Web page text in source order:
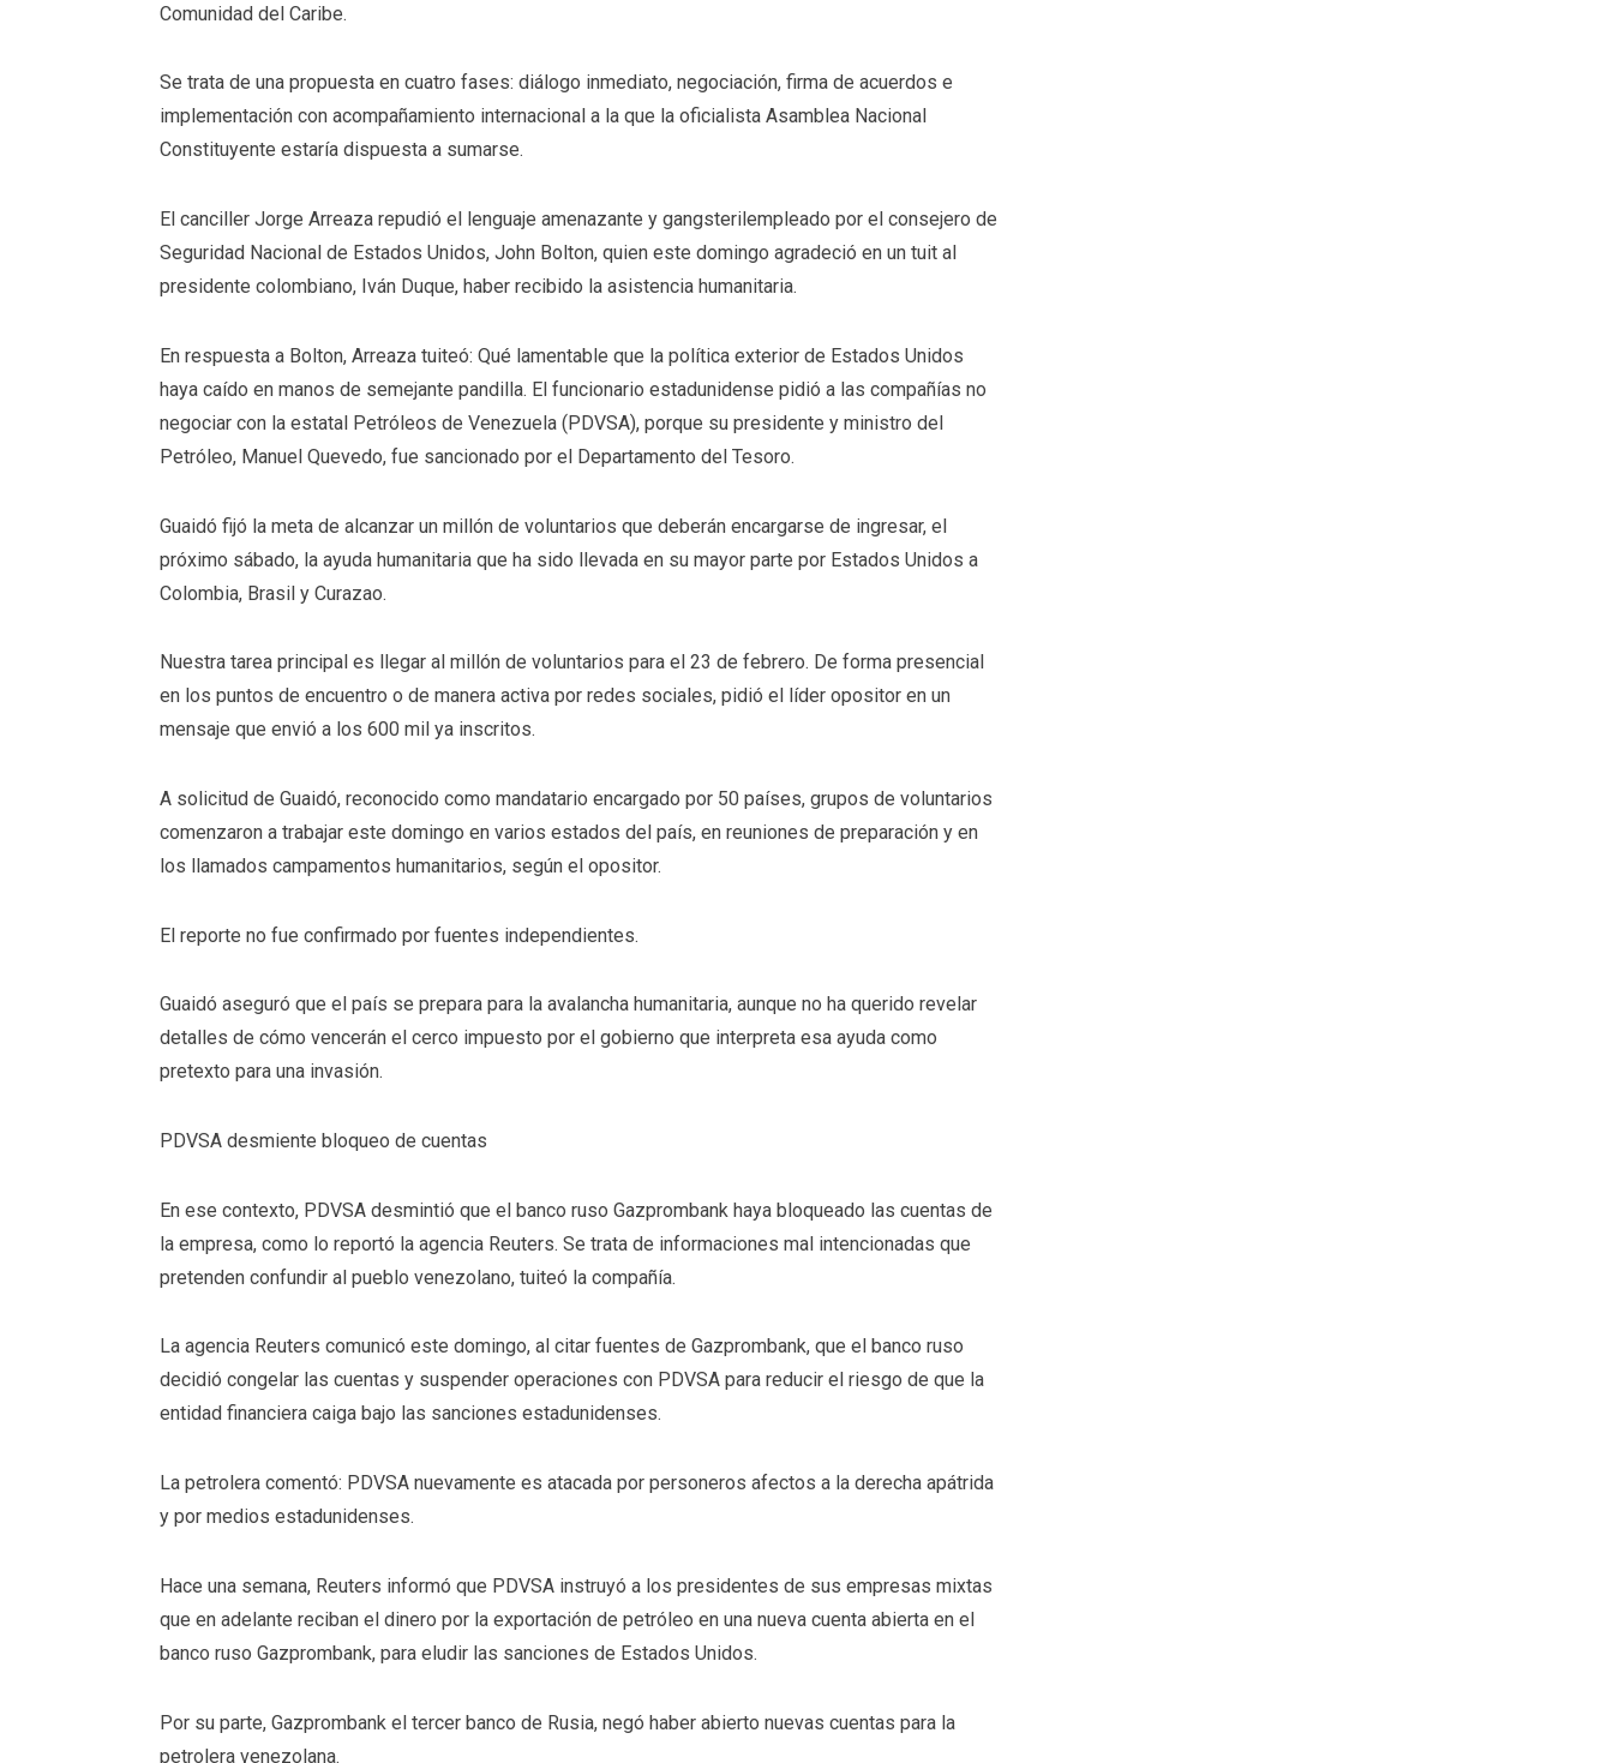
Comunidad del Caribe.
Se trata de una propuesta en cuatro fases: diálogo inmediato, negociación, firma de acuerdos e
implementación con acompañamiento internacional a la que la oficialista Asamblea Nacional
Constituyente estaría dispuesta a sumarse.
El canciller Jorge Arreaza repudió el lenguaje amenazante y gangsterilempleado por el consejero de
Seguridad Nacional de Estados Unidos, John Bolton, quien este domingo agradeció en un tuit al
presidente colombiano, Iván Duque, haber recibido la asistencia humanitaria.
En respuesta a Bolton, Arreaza tuiteó: Qué lamentable que la política exterior de Estados Unidos
haya caído en manos de semejante pandilla. El funcionario estadunidense pidió a las compañías no
negociar con la estatal Petróleos de Venezuela (PDVSA), porque su presidente y ministro del
Petróleo, Manuel Quevedo, fue sancionado por el Departamento del Tesoro.
Guaidó fijó la meta de alcanzar un millón de voluntarios que deberán encargarse de ingresar, el
próximo sábado, la ayuda humanitaria que ha sido llevada en su mayor parte por Estados Unidos a
Colombia, Brasil y Curazao.
Nuestra tarea principal es llegar al millón de voluntarios para el 23 de febrero. De forma presencial
en los puntos de encuentro o de manera activa por redes sociales, pidió el líder opositor en un
mensaje que envió a los 600 mil ya inscritos.
A solicitud de Guaidó, reconocido como mandatario encargado por 50 países, grupos de voluntarios
comenzaron a trabajar este domingo en varios estados del país, en reuniones de preparación y en
los llamados campamentos humanitarios, según el opositor.
El reporte no fue confirmado por fuentes independientes.
Guaidó aseguró que el país se prepara para la avalancha humanitaria, aunque no ha querido revelar
detalles de cómo vencerán el cerco impuesto por el gobierno que interpreta esa ayuda como
pretexto para una invasión.
PDVSA desmiente bloqueo de cuentas
En ese contexto, PDVSA desmintió que el banco ruso Gazprombank haya bloqueado las cuentas de
la empresa, como lo reportó la agencia Reuters. Se trata de informaciones mal intencionadas que
pretenden confundir al pueblo venezolano, tuiteó la compañía.
La agencia Reuters comunicó este domingo, al citar fuentes de Gazprombank, que el banco ruso
decidió congelar las cuentas y suspender operaciones con PDVSA para reducir el riesgo de que la
entidad financiera caiga bajo las sanciones estadunidenses.
La petrolera comentó: PDVSA nuevamente es atacada por personeros afectos a la derecha apátrida
y por medios estadunidenses.
Hace una semana, Reuters informó que PDVSA instruyó a los presidentes de sus empresas mixtas
que en adelante reciban el dinero por la exportación de petróleo en una nueva cuenta abierta en el
banco ruso Gazprombank, para eludir las sanciones de Estados Unidos.
Por su parte, Gazprombank el tercer banco de Rusia, negó haber abierto nuevas cuentas para la
petrolera venezolana.